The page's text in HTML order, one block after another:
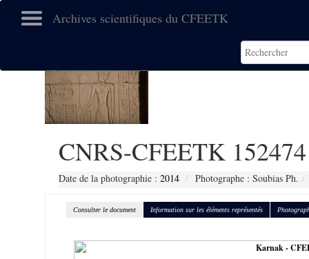
Archives scientifiques du CFEETK
CNRS-CFEETK 152474
Date de la photographie : 2014 Photographe : Soubias Ph.
Consulter le document Information sur les éléments représentés